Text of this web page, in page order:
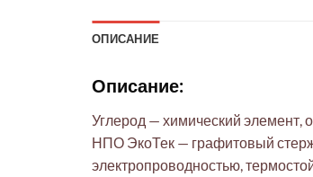
ОПИСАНИЕ
Описание:
Углерод — химический
НПО ЭкоТек — графитовый
электропроводностью,